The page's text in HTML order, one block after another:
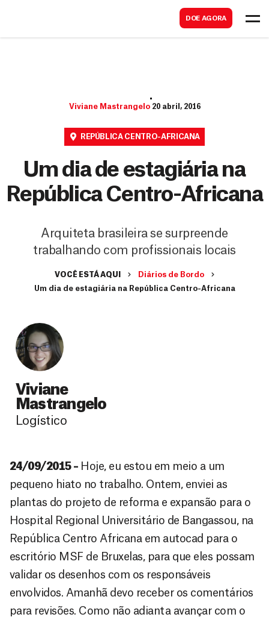
DOE AGORA
Viviane Mastrangelo 20 abril, 2016
REPÚBLICA CENTRO-AFRICANA
Um dia de estagiária na
República Centro-Africana
Arquiteta brasileira se surpreende
trabalhando com profissionais locais
VOCÊ ESTÁ AQUI
Diários de Bordo
Um dia de estagiária na República Centro-Africana
Viviane
Mastrangelo
Logístico
24/09/2015 – Hoje, eu estou em meio a um
pequeno hiato no trabalho. Ontem, enviei as
plantas do projeto de reforma e expansão para o
Hospital Regional Universitário de Bangassou, na
República Centro Africana em autocad para o
escritório MSF de Bruxelas, para que eles possam
validar os desenhos com os responsáveis
envolvidos. Amanhã devo receber os comentários
para revisões. Como não adianta avançar com o